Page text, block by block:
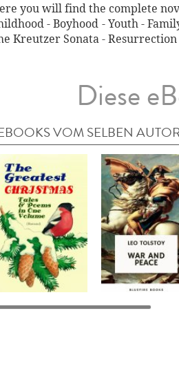
you will find the complete
- Boyhood - Youth -
Kreutzer Sonata -
Diese
VOM SELBEN